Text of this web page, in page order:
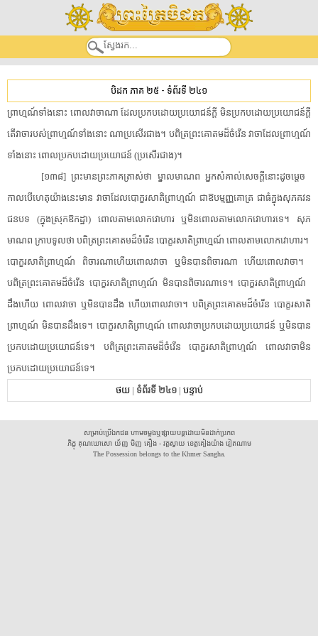
បិដក ភាគ ២៥ - ទំព័រទី ២៤១
​ព្រាហ្មណ៍​ទាំងនោះ​ ​ពោល​វាចា​ណា​ ​ដែល​ប្រកបដោយ​ប្រយោជន៍​ក្តី​ ​មិន​ប្រកបដោយ​ប្រយោជន៍​ក្តី​
​តើ​វាចា​របស់​ព្រាហ្មណ៍​ទាំងនោះ​ ​ណា​ប្រសើរ​ជាង​។​ ​បពិត្រ​ព្រះ​គោតម​ដ៏​ចំរើន​ ​វាចា​ដែល​ព្រាហ្មណ៍​
ទាំងនោះ​ ​ពោល​ប្រកបដោយ​ប្រយោជន៍​ ​(​ប្រសើរ​ជាង​)​។​
[​១៣៨​]​ ​ព្រះមានព្រះភាគ​ត្រាស់​ថា​ ​ម្នាល​មាណព​ ​អ្នក​សំគាល់​សេចក្តី​នោះ​ដូចម្តេច​ ​
កាលបើ​ហេតុ​យ៉ាងនេះ​មាន​ ​វាចា​ដែល​បោក្ខរ​សា​តិ​ព្រាហ្មណ៍​ ​ជា​ឱ​បម្មញ្ញ​គោត្រ​ ​ជាធំ​ក្នុង​សុភគ​វន​
ជនបទ​ ​(​ក្នុង​ស្រុក​ឱ​ក​ដ្ឋា​)​ ​ពោល​តាម​លោកវោហារ​ ​ឬមិន​ពោល​តាម​លោកវោហារ​ទេ​។​ ​សុភ​
មាណព​ ​ក្រាបទូល​ថា​ ​បពិត្រ​ព្រះ​គោតម​ដ៏​ចំរើន​ ​បោក្ខរ​សា​តិ​ព្រាហ្មណ៍​ ​ពោល​តាម​លោកវោហារ​។​ ​
បោក្ខរ​សា​តិ​ព្រាហ្មណ៍​ ​ពិចារណា​ហើយ​ពោល​វាចា​ ​ឬមិន​បាន​ពិចារណា​ ​ហើយ​ពោល​វាចា​។​ ​
បពិត្រ​ព្រះ​គោតម​ដ៏​ចំរើន​ ​បោក្ខរ​សា​តិ​ព្រាហ្មណ៍​ ​មិនបាន​ពិចារណា​ទេ​។​ ​បោក្ខរ​សា​តិ​ព្រាហ្មណ៍​ ​
ដឹង​ហើយ​ ​ពោល​វាចា​ ​ឬមិន​បានដឹង​ ​ហើយ​ពោល​វាចា​។​ ​បពិត្រ​ព្រះ​គោតម​ដ៏​ចំរើន​ ​បោក្ខរ​សា​តិ​
ព្រាហ្មណ៍​ ​មិនបាន​ដឹង​ទេ​។​ ​បោក្ខរ​សា​តិ​ព្រាហ្មណ៍​ ​ពោល​វាចា​ប្រកបដោយ​ប្រយោជន៍​ ​ឬមិន​បាន​
ប្រកបដោយ​ប្រយោជន៍​ទេ​។​ ​បពិត្រ​ព្រះ​គោតម​ដ៏​ចំរើន​ ​បោក្ខរ​សា​តិ​ព្រាហ្មណ៍​ ​ពោល​វាចា​មិន​
ប្រកបដោយ​ប្រយោជន៍​ទេ​។​ ​
ថយ| ទំព័រទី ២៤១| បន្ទាប់
សម្រាប់ប្រើឯកជន ហាមចម្លងឬផ្សាយបន្តដោយមិនដាក់ប្រភព
ភិក្ខុ គុណឃោសោ យ័ញ មិញ គឿង - វត្តស្វាយ ខេត្តគៀងយ៉ាង វៀតណាម
The Possession belongs to the Khmer Sangha.